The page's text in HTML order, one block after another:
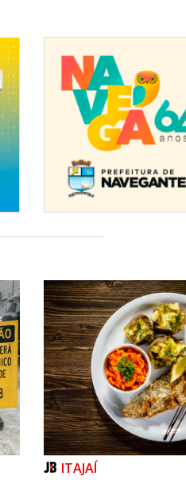
nota A+ na Capag do Tesouro
ITAJAÍ